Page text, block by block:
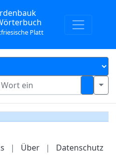
Platt
| Über | Datenschutz